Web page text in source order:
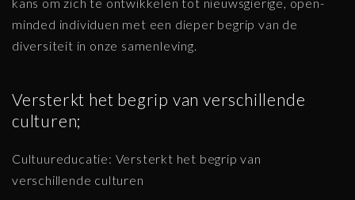
minded individuen met een dieper begrip van de
diversiteit in onze samenleving.
Versterkt het begrip van verschillende
culturen;
Cultuureducatie: Versterkt het begrip van
verschillende culturen